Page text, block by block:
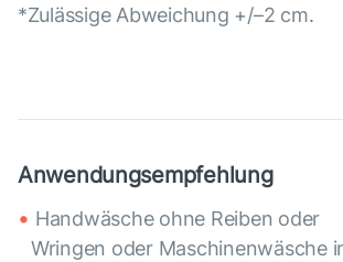
*Zulässige Abweichung +/–2 cm.
Anwendungsempfehlung
Handwäsche ohne Reiben oder
Wringen oder Maschinenwäsche